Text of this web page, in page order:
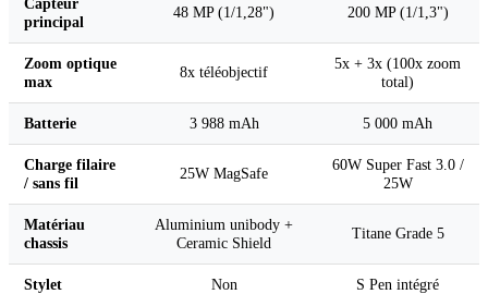
principal
48 MP (1/1,28") 200 MP (1/1,3")
Zoom optique
max
8x téléobjectif
5x + 3x (100x zoom
total)
Batterie 3 988 mAh 5 000 mAh
Charge filaire
/ sans fil
25W MagSafe
60W Super Fast 3.0 /
25W
Matériau
chassis
Aluminium unibody +
Ceramic Shield
Titane Grade 5
Stylet Non S Pen intégré